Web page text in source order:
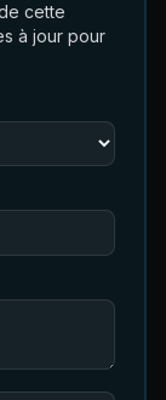
cette
à jour pour